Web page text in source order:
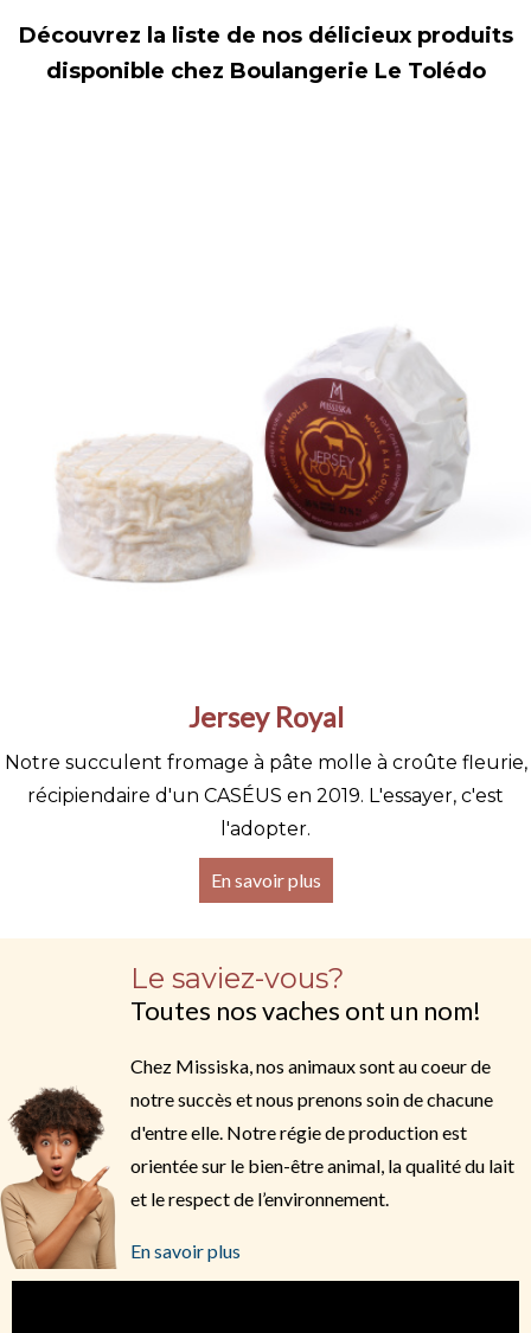
Découvrez la liste de nos délicieux produits
disponible chez Boulangerie Le Tolédo
Jersey Royal
Notre succulent fromage à pâte molle à croûte fleurie,
récipiendaire d'un CASÉUS en 2019. L'essayer, c'est
l'adopter.
En savoir plus
Le saviez-vous?
Toutes nos vaches ont un nom!
Chez Missiska, nos animaux sont au coeur de
notre succès et nous prenons soin de chacune
d'entre elle. Notre régie de production est
orientée sur le bien-être animal, la qualité du lait
et le respect de l’environnement.
En savoir plus